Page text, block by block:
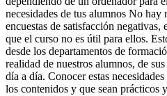
necesidades de tus alumnos No hay
encuestas de satisfacción
que el curso no es útil para ellos.
desde los departamentos de
realidad de nuestros alumnos, de
día a día. Conocer estas
los contenidos y que sean prácticos